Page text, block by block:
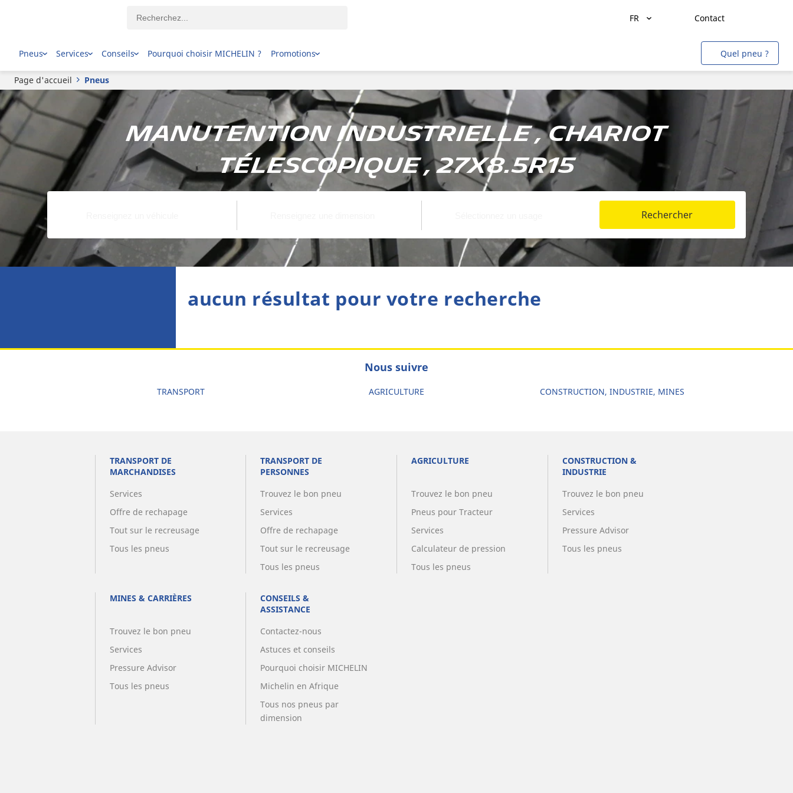
FR Contact
Transport de marchandises
Transport de personnes
Agriculture
Construction & Industrie
Mines & Carrières
Aviation
Auto & SUV
Pneus Services Conseils Pourquoi choisir MICHELIN ? Promotions Quel pneu ?
Page d'accueil Pneus
Manutention Industrielle , Chariot
télescopique , 27x8.5R15
Rechercher
aucun résultat pour votre recherche
Nous suivre
TRANSPORT AGRICULTURE CONSTRUCTION, INDUSTRIE, MINES
TRANSPORT DE
MARCHANDISES
Services
Offre de rechapage
Tout sur le recreusage
Tous les pneus
TRANSPORT DE
PERSONNES
Trouvez le bon pneu
Services
Offre de rechapage
Tout sur le recreusage
Tous les pneus
AGRICULTURE
Trouvez le bon pneu
Pneus pour Tracteur
Services
Calculateur de pression
Tous les pneus
CONSTRUCTION &
INDUSTRIE
Trouvez le bon pneu
Services
Pressure Advisor
Tous les pneus
MINES & CARRIÈRES
Trouvez le bon pneu
Services
Pressure Advisor
Tous les pneus
CONSEILS &
ASSISTANCE
Contactez-nous
Astuces et conseils
Pourquoi choisir MICHELIN
Michelin en Afrique
Tous nos pneus par
dimension